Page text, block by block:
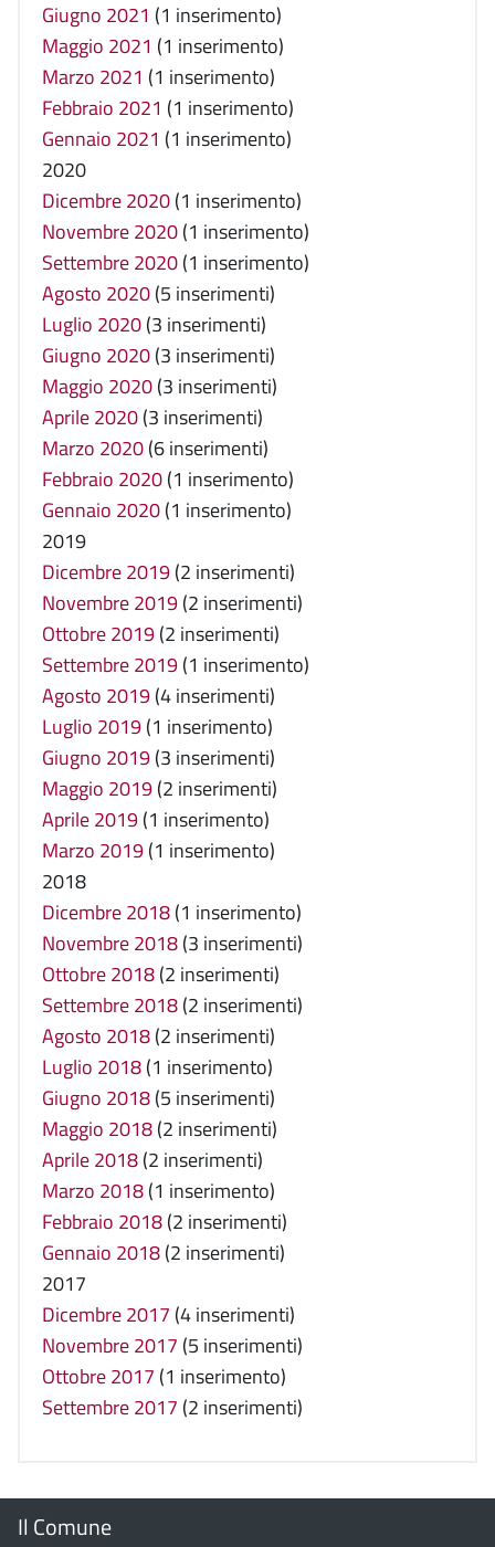
Giugno 2021 (1 inserimento)
Maggio 2021 (1 inserimento)
Marzo 2021 (1 inserimento)
Febbraio 2021 (1 inserimento)
Gennaio 2021 (1 inserimento)
2020
Dicembre 2020(1 inserimento)
Novembre 2020(1 inserimento)
Settembre 2020(1 inserimento)
Agosto 2020(5 inserimenti)
Luglio 2020(3 inserimenti)
Giugno 2020(3 inserimenti)
Maggio 2020(3 inserimenti)
Aprile 2020(3 inserimenti)
Marzo 2020(6 inserimenti)
Febbraio 2020(1 inserimento)
Gennaio 2020(1 inserimento)
2019
Dicembre 2019(2 inserimenti)
Novembre 2019(2 inserimenti)
Ottobre 2019(2 inserimenti)
Settembre 2019(1 inserimento)
Agosto 2019(4 inserimenti)
Luglio 2019(1 inserimento)
Giugno 2019(3 inserimenti)
Maggio 2019(2 inserimenti)
Aprile 2019(1 inserimento)
Marzo 2019(1 inserimento)
2018
Dicembre 2018(1 inserimento)
Novembre 2018(3 inserimenti)
Ottobre 2018(2 inserimenti)
Settembre 2018(2 inserimenti)
Agosto 2018(2 inserimenti)
Luglio 2018(1 inserimento)
Giugno 2018(5 inserimenti)
Maggio 2018(2 inserimenti)
Aprile 2018(2 inserimenti)
Marzo 2018(1 inserimento)
Febbraio 2018(2 inserimenti)
Gennaio 2018(2 inserimenti)
2017
Dicembre 2017 (4 inserimenti)
Novembre 2017 (5 inserimenti)
Ottobre 2017 (1 inserimento)
Settembre 2017 (2 inserimenti)
Menu
Il Comune